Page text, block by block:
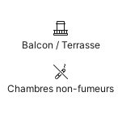
Balcon / Terrasse
Chambres non-fumeurs